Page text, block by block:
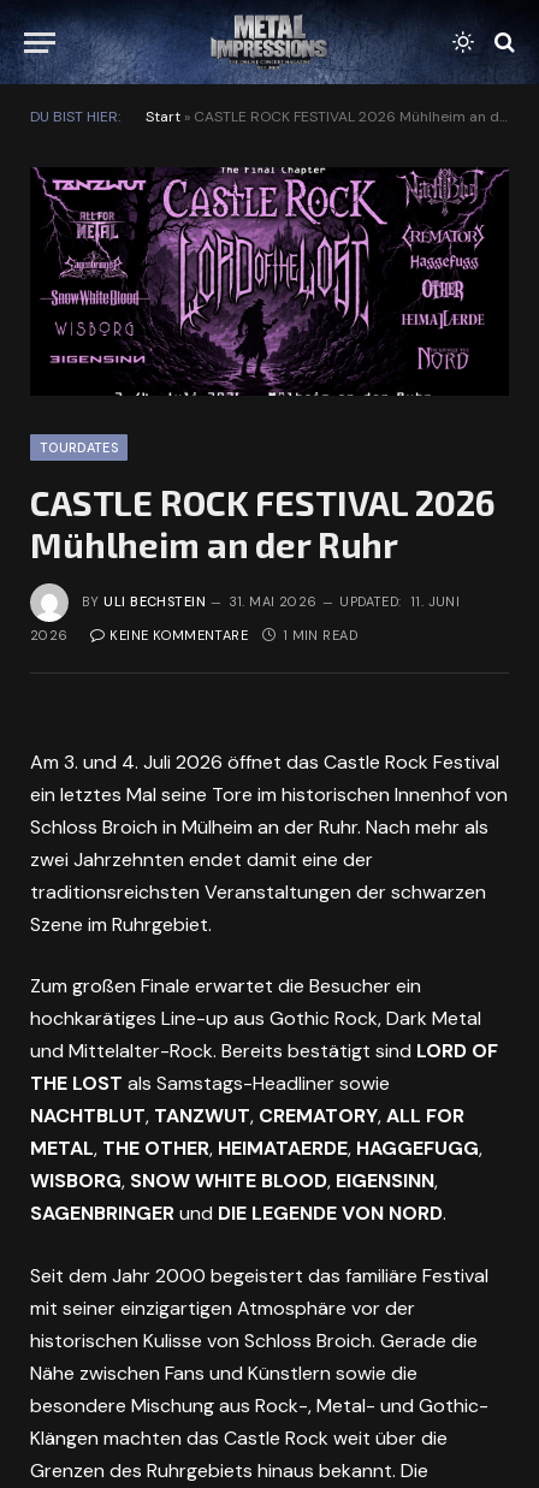
DU BIST HIER: Start » CASTLE ROCK FESTIVAL 2026 Mühlheim an der Ruhr
TOURDATES
CASTLE ROCK FESTIVAL 2026
Mühlheim an der Ruhr
BY ULI BECHSTEIN 31. MAI 2026 UPDATED: 11. JUNI
2026 KEINE KOMMENTARE 1 MIN READ
Am 3. und 4. Juli 2026 öffnet das Castle Rock Festival
ein letztes Mal seine Tore im historischen Innenhof von
Schloss Broich in Mülheim an der Ruhr. Nach mehr als
zwei Jahrzehnten endet damit eine der
traditionsreichsten Veranstaltungen der schwarzen
Szene im Ruhrgebiet.
Zum großen Finale erwartet die Besucher ein
hochkarätiges Line-up aus Gothic Rock, Dark Metal
und Mittelalter-Rock. Bereits bestätigt sind LORD OF
THE LOST als Samstags-Headliner sowie
NACHTBLUT, TANZWUT, CREMATORY,ALL FOR
METAL, THE OTHER, HEIMATAERDE, HAGGEFUGG,
WISBORG, SNOW WHITE BLOOD, EIGENSINN,
SAGENBRINGERund DIE LEGENDE VON NORD.
Seit dem Jahr 2000 begeistert das familiäre Festival
mit seiner einzigartigen Atmosphäre vor der
historischen Kulisse von Schloss Broich. Gerade die
Nähe zwischen Fans und Künstlern sowie die
besondere Mischung aus Rock-, Metal- und Gothic-
Klängen machten das Castle Rock weit über die
Grenzen des Ruhrgebiets hinaus bekannt. Die